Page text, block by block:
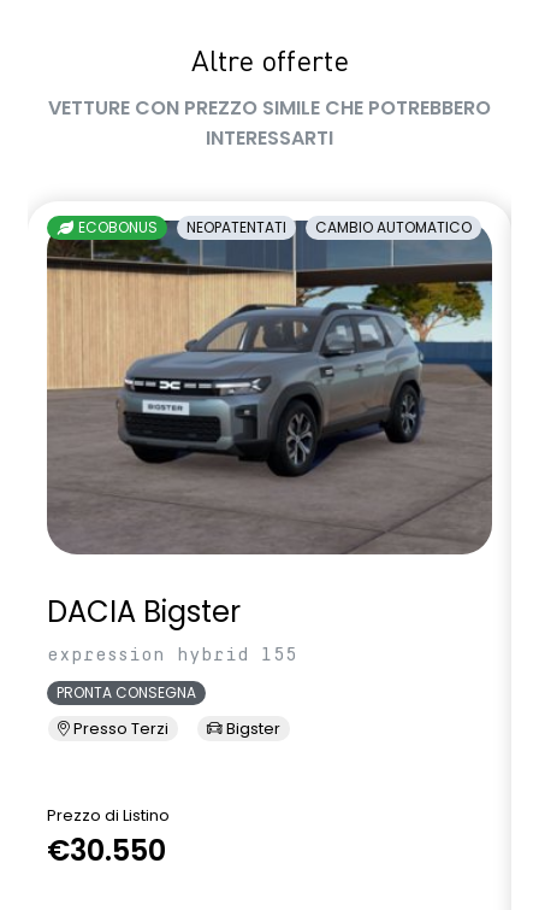
retrovisori esterni richiudibili elettricamente
sedili posteriori ripiegabili 1/3 - 2/3
sellerie in tessuto nero melange e tessuto nero titanio con
sistema di controllo della pressione pneumatici indiretto
sistema di frenata d'emergenza attiva
volante in pelle
Altre offerte
VETTURE CON PREZZO SIMILE CHE POTREBBERO
INTERESSARTI
ECOBONUS NEOPATENTATI CAMBIO AUTOMATICO
DACIA Bigster
expression hybrid 155
PRONTA CONSEGNA
Presso Terzi Bigster
Prezzo di Listino
€30.550